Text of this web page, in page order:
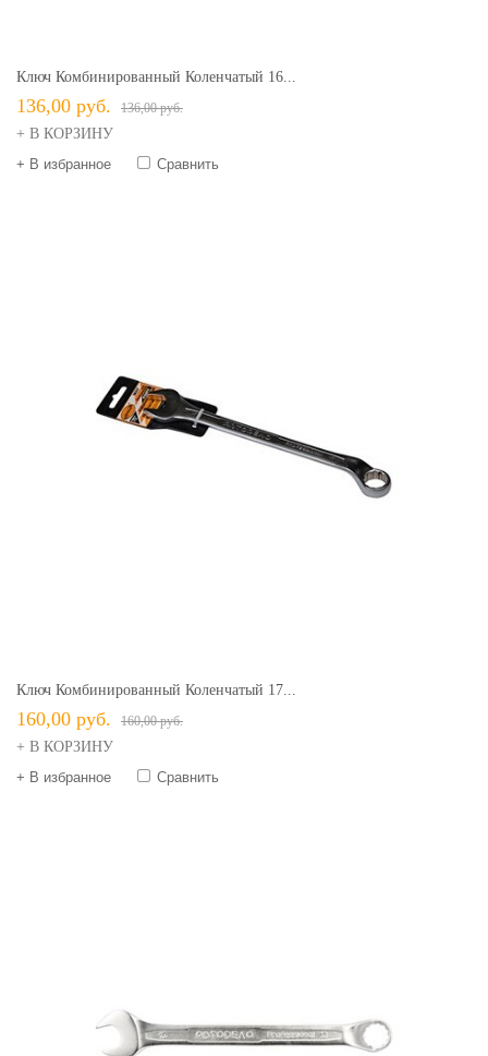
Ключ Комбинированный Коленчатый 16...
136,00 руб. 136,00 руб.
+ В КОРЗИНУ
+ В избранное
Сравнить
Ключ Комбинированный Коленчатый 17...
160,00 руб. 160,00 руб.
+ В КОРЗИНУ
+ В избранное
Сравнить